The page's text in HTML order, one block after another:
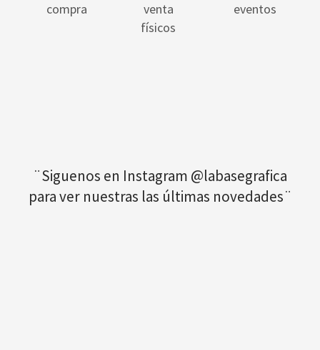
compra
venta
físicos
eventos
¨Siguenos en Instagram @labasegrafica
para ver nuestras las últimas novedades¨